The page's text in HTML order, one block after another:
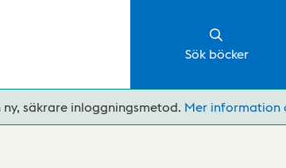
Sök böcker
ny, säkrare inloggningsmetod. Mer information